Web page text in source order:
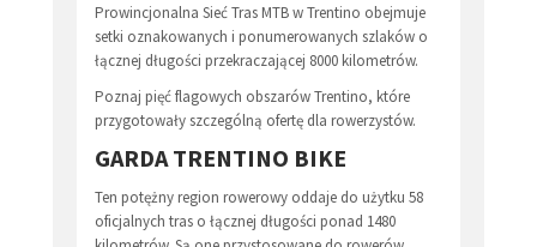
Prowincjonalna Sieć Tras MTB w Trentino obejmuje
setki oznakowanych i ponumerowanych szlaków o
łącznej długości przekraczającej 8000 kilometrów.
Poznaj pięć flagowych obszarów Trentino, które
przygotowały szczególną ofertę dla rowerzystów.
GARDA TRENTINO BIKE
Ten potężny region rowerowy oddaje do użytku 58
oficjalnych tras o łącznej długości ponad 1480